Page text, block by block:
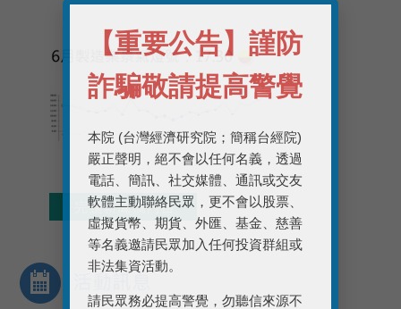
【重要公告】謹防
詐騙敬請提高警覺
本院 (台灣經濟研究院；簡稱台經院)
嚴正聲明，絕不會以任何名義，透過
電話、簡訊、社交媒體、通訊或交友
軟體主動聯絡民眾，更不會以股票、
虛擬貨幣、期貨、外匯、基金、慈善
等名義邀請民眾加入任何投資群組或
非法集資活動。
請民眾務必提高警覺，勿聽信來源不